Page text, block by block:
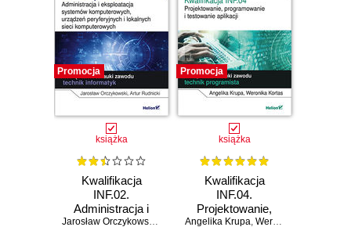
Promocja
książka
Kwalifikacja
INF.02.
Administracja i
eksploatacja Jarosław Orczykowski, Artur Rudnicki
Promocja
książka
Kwalifikacja
INF.04.
Projektowanie,
programowanie i
Angelika Krupa, Weronika Kortas